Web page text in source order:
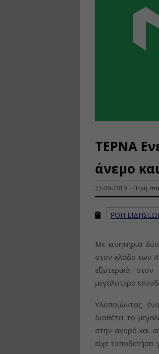
ΤΕΡΝΑ
άνεμο
22-09-2019 - Πηγή:
ΡΟΗ
Με κινητήρια
στον κλάδο των
εξωτερικό
μεγαλύτερο
Υλοποιώντας
διαθέτει το
στην αγορά και
είχε τοποθετήσει